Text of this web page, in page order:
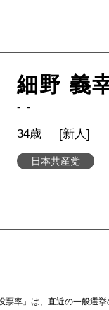
細野 義
- -
日本共産党
34歳 [新人]
率」は、直近の一般選挙